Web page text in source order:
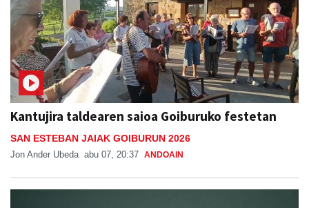
Kantujira taldearen saioa Goiburuko festetan
SAN ESTEBAN JAIAK GOIBURUN 2026
Jon Ander Ubeda abu 07, 20:37 ANDOAIN